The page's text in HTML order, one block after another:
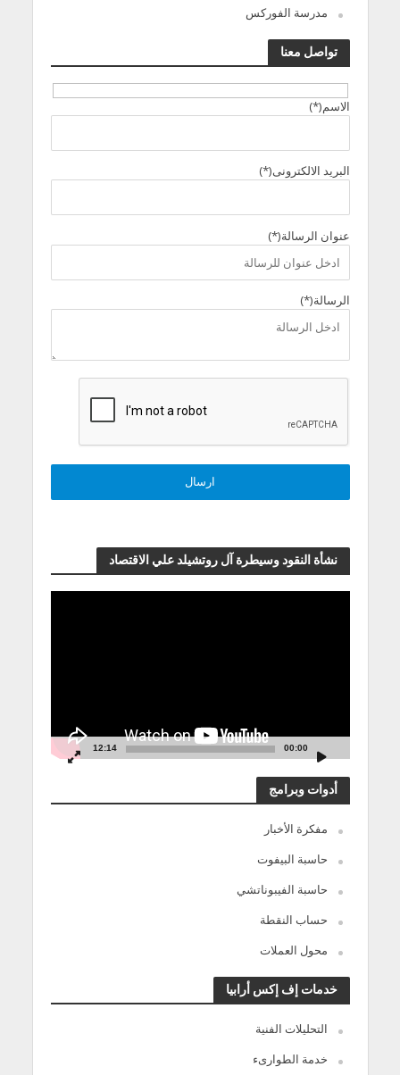
مدرسة الفوركس
تواصل معنا
الاسم(*)
البريد الالكترونى(*)
عنوان الرسالة(*)
الرسالة(*)
نشأة النقود وسيطرة آل روتشيلد علي الاقتصاد
00:00
12:14
أدوات وبرامج
مفكرة الأخبار
حاسبة البيفوت
حاسبة الفيبوناتشي
حساب النقطة
محول العملات
خدمات إف إكس أرابيا
التحليلات الفنية
خدمة الطوارىء